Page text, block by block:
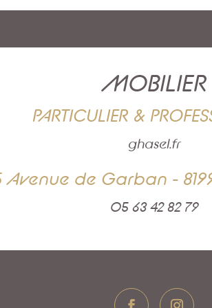
MOBILIER
PARTICULIER &
ghasel.fr
Avenue de Garban -
05 63 42 82 79